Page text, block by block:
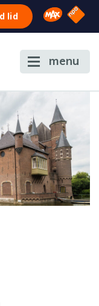
lid Omroep
NPO
menu